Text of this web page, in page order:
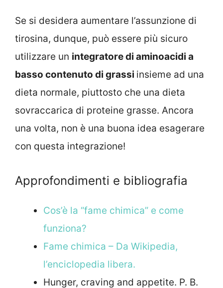
Se si desidera aumentare l’assunzione di
tirosina, dunque, può essere più sicuro
utilizzare un integratore di aminoacidi a
basso contenuto di grassi insieme ad una
dieta normale, piuttosto che una dieta
sovraccarica di proteine grasse. Ancora
una volta, non è una buona idea esagerare
con questa integrazione!
Approfondimenti e bibliografia
Cos’è la “fame chimica” e come
funziona?
Fame chimica – Da Wikipedia,
l’enciclopedia libera.
Hunger, craving and appetite. P. B.